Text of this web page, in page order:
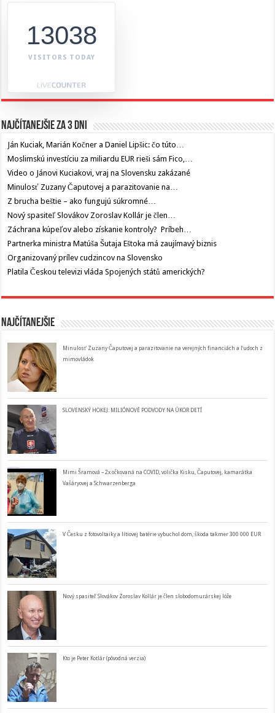
13038
VISITORS TODAY
Najčítanejšie za 3 dni
Ján Kuciak, Marián Kočner a Daniel Lipšic: čo túto…
Moslimskú investíciu za miliardu EUR rieši sám Fico,…
Video o Jánovi Kuciakovi, vraj na Slovensku zakázané
Minulosť Zuzany Čaputovej a parazitovanie na…
Z brucha beštie – ako fungujú súkromné…
Nový spasiteľ Slovákov Zoroslav Kollár je člen…
Záchrana kúpeľov alebo získanie kontroly? Príbeh…
Partnerka ministra Matúša Šutaja Eštoka má zaujímavý biznis
Organizovaný prílev cudzincov na Slovensko
Platila Českou televizi vláda Spojených států amerických?
Najčítanejšie
Minulosť Zuzany Čaputovej a parazitovanie na verejných financiách a ľudoch z
mimovládok
SLOVENSKÝ HOKEJ: MILIÓNOVÉ PODVODY NA ÚKOR DETÍ
Mimi Šramová – 2x očkovaná na COVID, volička Kisku, Čaputovej, kamarátka
Vašáryovej a Schwarzenberga
V Česku z fotovoltaiky a lítiovej batérie vybuchol dom, škoda takmer 300 000 EUR
Nový spasiteľ Slovákov Zoroslav Kollár je člen slobodomurárskej lóže
Kto je Peter Kotlár (pôvodná verzia)